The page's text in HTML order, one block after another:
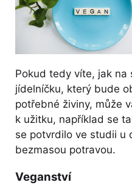
Pokud tedy víte, jak na
jídelníčku, který bude
potřebné živiny, může
k užitku, například se
se potvrdilo ve studii u
bezmasou potravou.
Veganství